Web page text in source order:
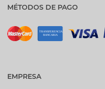
MÉTODOS DE PAGO
EMPRESA